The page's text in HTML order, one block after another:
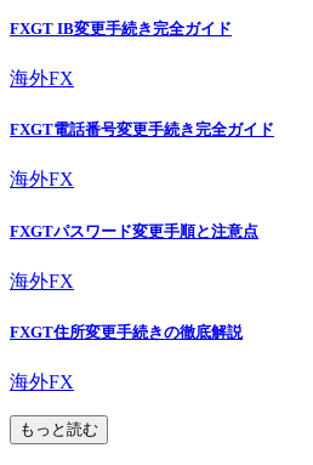
FXGT IB変更手続き完全ガイド
海外FX
FXGT電話番号変更手続き完全ガイド
海外FX
FXGTパスワード変更手順と注意点
海外FX
FXGT住所変更手続きの徹底解説
海外FX
もっと読む